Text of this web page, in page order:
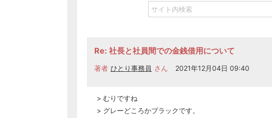
Re: 社長と社員間での金銭借用について
著者 ひとり事務員 さん 2021年12月04日 09:40
> むりですね
> グレーどころかブラックです。